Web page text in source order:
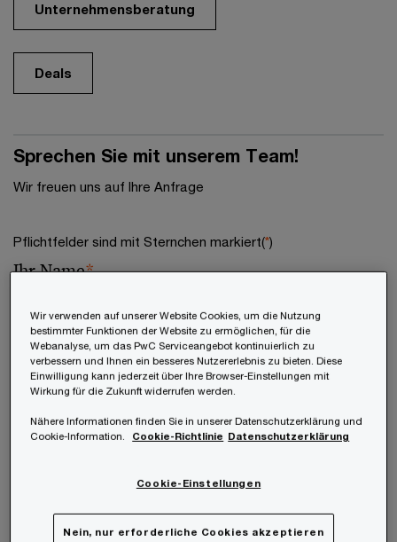
Unternehmensberatung
Deals
Sprechen Sie mit unserem Team!
Wir freuen uns auf Ihre Anfrage
Pflichtfelder sind mit Sternchen markiert(*)
Ihr Name*
Ihre E-Mail-Adresse*
Wir verwenden auf unserer Website Cookies, um die Nutzung
bestimmter Funktionen der Website zu ermöglichen, für die
Webanalyse, um das PwC Serviceangebot kontinuierlich zu
verbessern und Ihnen ein besseres Nutzererlebnis zu bieten. Diese
Einwilligung kann jederzeit über Ihre Browser-Einstellungen mit
Wirkung für die Zukunft widerrufen werden.
Nähere Informationen finden Sie in unserer Datenschutzerklärung und
Cookie-Information.
Cookie-Richtlinie Datenschutzerklärung
Cookie-Einstellungen
Nein, nur erforderliche Cookies akzeptieren